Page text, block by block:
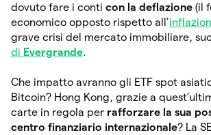
dovuto fare i conti con la deflazione (il
economico opposto rispetto all’
grave crisi del mercato immobiliare,
di Evergrande.
Che impatto avranno gli ETF spot
Bitcoin? Hong Kong, grazie a
carte in regola per rafforzare la sua
centro finanziario internazionale? La